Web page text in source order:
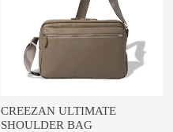
CREEZAN ULTIMATE
SHOULDER BAG